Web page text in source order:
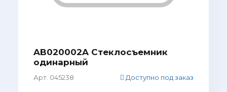
AB020002A Стеклосъемник
одинарный
Арт. 045238 Доступно под заказ